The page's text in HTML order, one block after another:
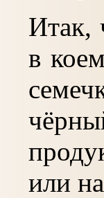
Итак,
в
или